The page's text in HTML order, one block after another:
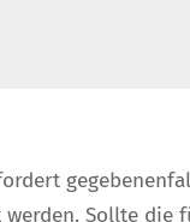
Sollte die